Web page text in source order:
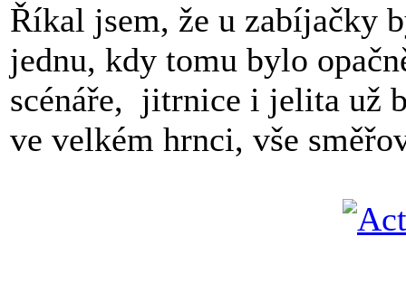
Říkal jsem, že u zabíjačky
jednu, kdy tomu bylo
scénáře, jitrnice i jelita už
ve velkém hrnci, vše